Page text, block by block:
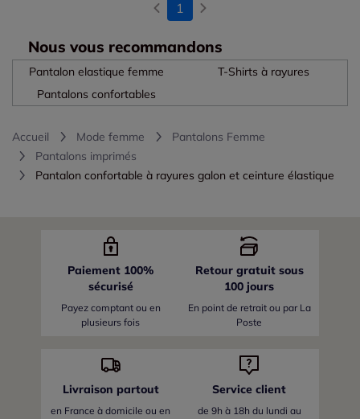
1
Nous vous recommandons
Pantalon elastique femme
T-Shirts à rayures
Pantalons confortables
Accueil Mode femme
Pantalons Femme
Pantalons imprimés
Pantalon confortable à rayures galon et ceinture élastique
Paiement 100%
sécurisé
Payez comptant ou en
plusieurs fois
Retour gratuit sous
100 jours
En point de retrait ou par La
Poste
Livraison partout
en France à domicile ou en
Service client
de 9h à 18h du lundi au